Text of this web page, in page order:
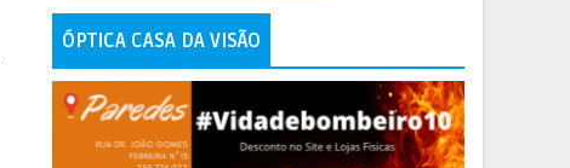
ÓPTICA CASA DA VISÃO